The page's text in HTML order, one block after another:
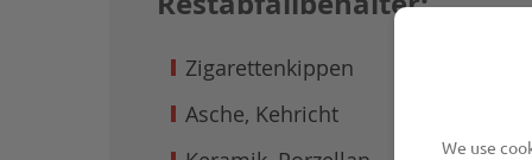
Zigarettenkippen
Asche, Kehricht
We use